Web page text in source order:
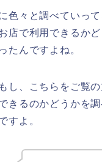
色々と調べていっ
店で利用できるか
たんですよね。
し、こちらをご覧
きるのかどうかを
すよ。